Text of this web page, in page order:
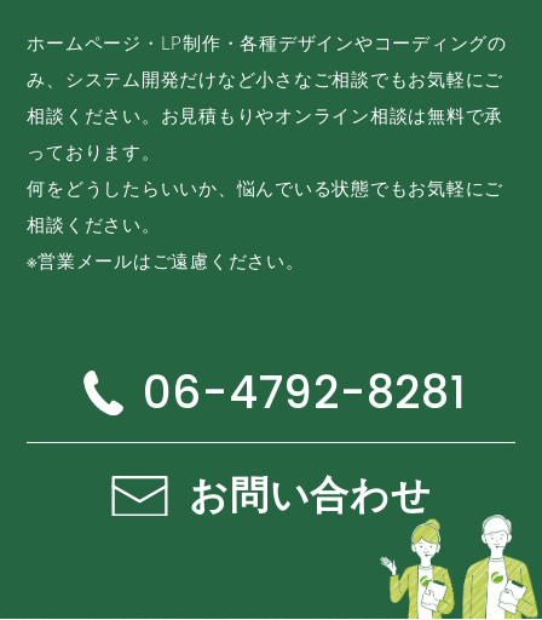
ホームページ・LP制作・各種デザインやコーディングの
み、システム開発だけなど小さなご相談でもお気軽にご
相談ください。お見積もりやオンライン相談は無料で承
っております。
何をどうしたらいいか、悩んでいる状態でもお気軽にご
相談ください。
※営業メールはご遠慮ください。
06-4792-8281
お問い合わせ